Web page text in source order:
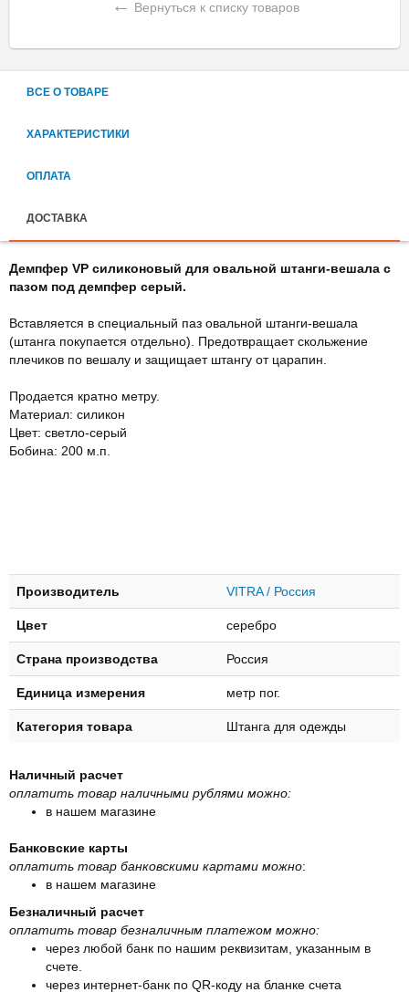
← Вернуться к списку товаров
ВСЕ О ТОВАРЕ
ХАРАКТЕРИСТИКИ
ОПЛАТА
ДОСТАВКА
Демпфер VP силиконовый для овальной штанги-вешала с
пазом под демпфер серый.
Вставляется в специальный паз овальной штанги-вешала
(штанга покупается отдельно). Предотвращает скольжение
плечиков по вешалу и защищает штангу от царапин.
Продается кратно метру.
Материал: силикон
Цвет: светло-серый
Бобина: 200 м.п.
Производитель VITRA / Россия
Цвет серебро
Страна производства Россия
Единица измерения метр пог.
Категория товара Штанга для одежды
Наличный расчет
оплатить товар наличными рублями можно:
в нашем магазине
Банковские карты
оплатить товар банковскими картами можно:
в нашем магазине
Безналичный расчет
оплатить товар безналичным платежом можно:
через любой банк по нашим реквизитам, указанным в
счете.
через интернет-банк по QR-коду на бланке счета